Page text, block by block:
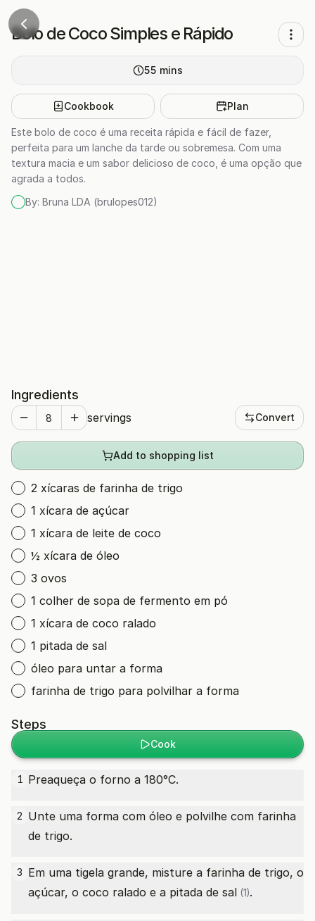
Bolo de Coco Simples e Rápido
55 mins
Cookbook Plan
Este bolo de coco é uma receita rápida e fácil de fazer,
perfeita para um lanche da tarde ou sobremesa. Com uma
textura macia e um sabor delicioso de coco, é uma opção que
agrada a todos.
By: Bruna LDA (brulopes012)
Ingredients
servings Convert
Add to shopping list
2 xícaras de farinha de trigo
1 xícara de açúcar
1 xícara de leite de coco
½ xícara de óleo
3 ovos
1 colher de sopa de fermento em pó
1 xícara de coco ralado
1 pitada de sal
óleo para untar a forma
farinha de trigo para polvilhar a forma
Steps
Cook
1 Preaqueça o forno a 180°C.
2 Unte uma forma com óleo e polvilhe com farinha
de trigo.
3 Em uma tigela grande, misture a farinha de trigo, o
açúcar, o coco ralado e a pitada de sal (1).